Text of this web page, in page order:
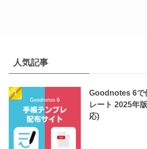
人気記事
Goodnotes 6で
レート 2025年
応)